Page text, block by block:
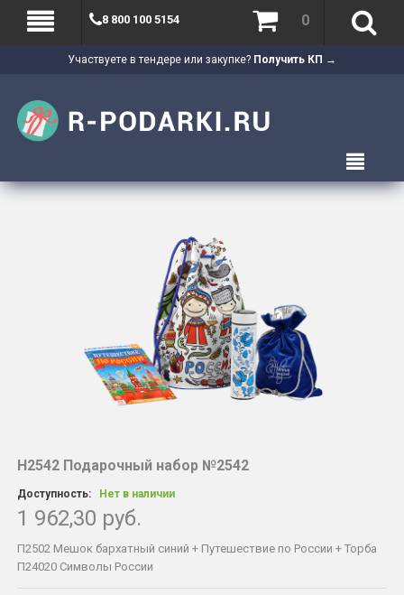
Участвуете в тендере или закупке? Получить КП →
8 800 100 5154 0
Н2542 Подарочный набор №2542
Доступность: Нет в наличии
1 962,30 руб.
П2502 Мешок бархатный синий + Путешествие по России + Торба
П24020 Символы России